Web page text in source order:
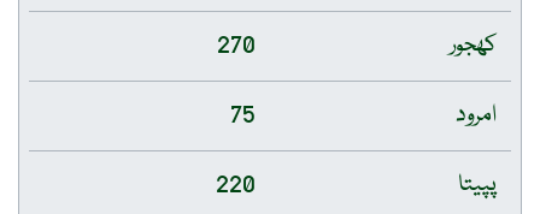
کھجور
270
امرود
75
پپیتا
220